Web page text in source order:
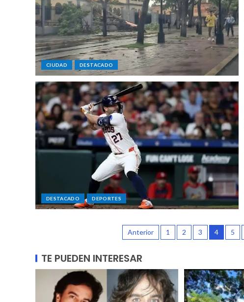
CIUDAD DESTACADO
DESTACADO DEPORTES
Anterior 1 2 3 4 5
TE PUEDEN INTERESAR